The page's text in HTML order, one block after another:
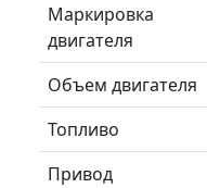
Маркировка
двигателя
Объем двигателя
Топливо
Привод